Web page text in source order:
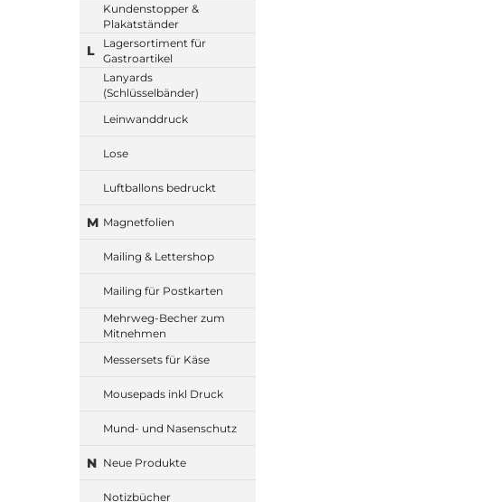
Kundenstopper &
Plakatständer
L
Lagersortiment für
Gastroartikel
Lanyards
(Schlüsselbänder)
Leinwanddruck
Lose
Luftballons bedruckt
M Magnetfolien
Mailing & Lettershop
Mailing für Postkarten
Mehrweg-Becher zum
Mitnehmen
Messersets für Käse
Mousepads inkl Druck
Mund- und Nasenschutz
N Neue Produkte
Notizbücher